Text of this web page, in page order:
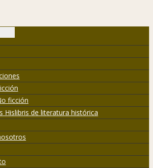
ficción
Hislibris de literatura histórica